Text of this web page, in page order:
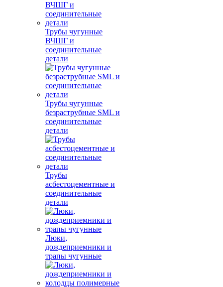
Трубы чугунные
ВЧШГ и
соединительные
детали
Трубы чугунные
безраструбные SML и
соединительные
детали
Трубы
асбестоцементные и
соединительные
детали
Люки,
дождеприемники и
трапы чугунные